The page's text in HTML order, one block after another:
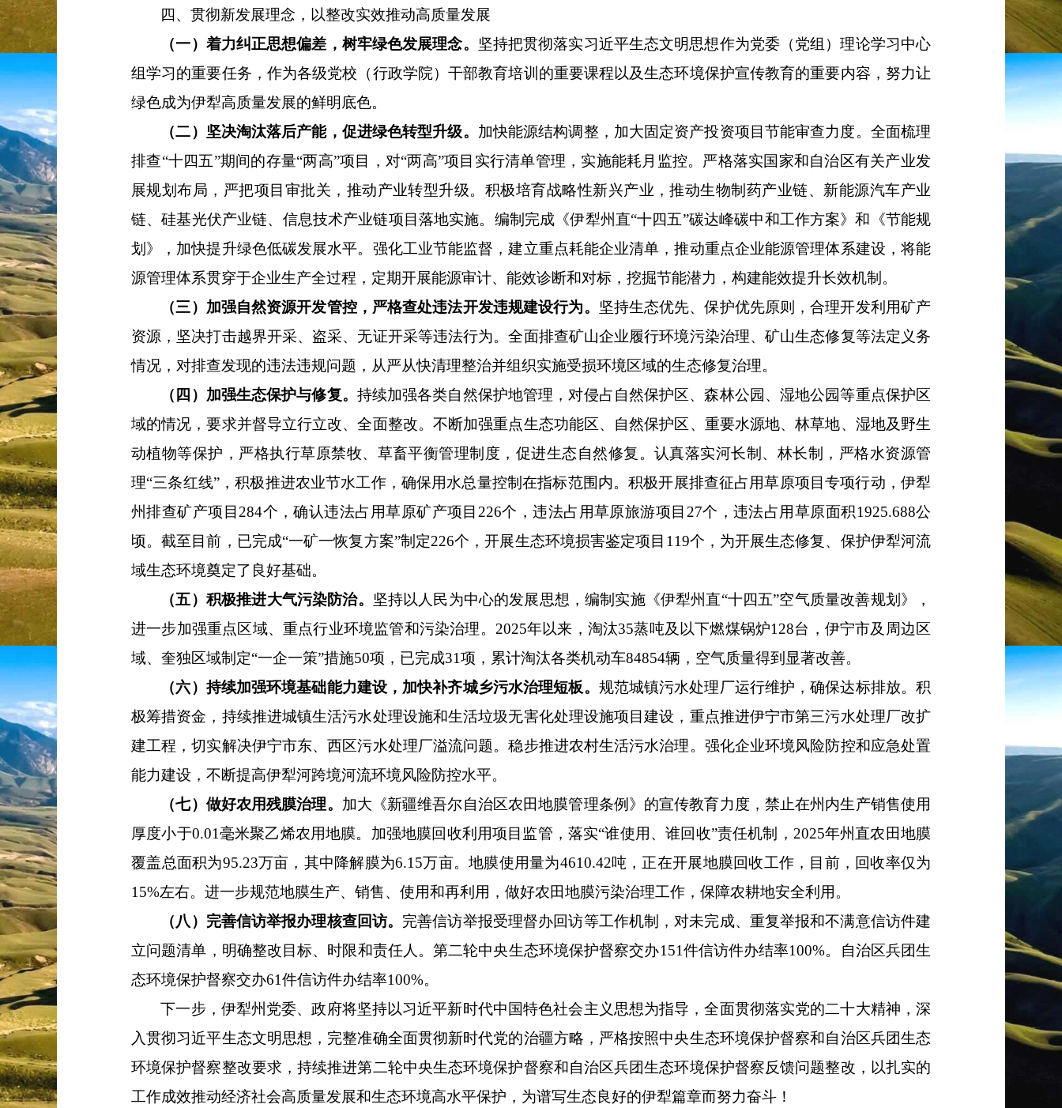
四、贯彻新发展理念，以整改实效推动高质量发展
（一）着力纠正思想偏差，树牢绿色发展理念。
坚持把贯彻落实习近平生态文明思想作为党委（党组）理论学习中心
组学习的重要任务，作为各级党校（行政学院）干部教育培训的重要课程以及生态环境保护宣传教育的重要内容，努力让
绿色成为伊犁高质量发展的鲜明底色。
（二）坚决淘汰落后产能，促进绿色转型升级。 加快能源结构调整，加大固定资产投资项目节能审查力度。全面梳理
排查“十四五”期间的存量“两高”项目，对“两高”项目实行清单管理，实施能耗月监控。严格落实国家和自治区有关产业发
展规划布局，严把项目审批关，推动产业转型升级。积极培育战略性新兴产业 ，推动生物制药产业链、新能源汽车产业
链、硅基光伏产业链、信息技术产业链项目落地实施。编制 完成 《伊犁州直“十四五”碳达峰碳中和工作方案》和《节能规
划》，加快提升绿色低碳发展水平。强化工业节能监督，建立重点耗能企业清单，推动重点企业能源管理体系建设，将能
源管理体系贯穿于企业生产全过程，定期开展能源审计、能效诊断和对标，挖掘节能潜力，构建能效提升长效机制。
（三）加强自然资源开发管控，严格查处违法开发违规建设行为。
坚持生态优先、保护优先原则，合理开发利用矿产
资源，坚决打击越界开采、盗采、无证开采等违法行为。全面排查矿山企业履行环境污染治理、矿山生态修复等法定义务
情况，对排查发现的违法违规问题，从严从快清理整治并组织实施受损环境区域的生态修复治理。
（四）加强生态保护与修复。 持续加强各类自然保护地管理，对侵占自然保护区、森林公园、湿地公园等重点保护区
域的情况，要求并督导立行立改、全面整改。不断加强重点生态功能区、自然保护区、重要水源地、林草地、湿地及野生
动植物等保护，严格执行草原禁牧、草畜平衡管理制度，促进生态自然修复。认真落实河长制、林长制，严格水资源管
理“三条红线”，积极推进农业节水工作，确保用水总量控制在指标范围内。积极开展排查征占用草原项目专项行动，伊犁
州排查矿产项目284个，确认违法占用草原矿产项目 226个，违法占用草原旅游项目 27个，违法占用草原面积1925.688公
顷。截至目前 ，已完成“一矿一恢复方案”制定226个，开展生态环境损害鉴定项目 119个，为开展生态修复、保护伊犁河流
域生态环境奠定了良好基础。
（五）积极推进大气污染防治。
坚持以人民为中心的发展思想，编制实施《伊犁州直“十四五”空气质量改善规划》，
进一步加强重点区域、重点行业环境监管和污染治理。 2025年以来，淘汰35蒸吨及以下燃煤锅炉128台，伊宁市及周边区
域、奎独区域制定“一企一策”措施50项，已完成31项，累计淘汰各类机动车84854辆，空气质量得到显著改善。
（六）持续加强环境基础能力建设，加快补齐城乡污水治理短板。 规范城镇污水处理厂运行维护，确保达标排放。积
极筹措资金，持续推进城镇生活污水处理设施和生活垃圾无害化处理设施项目建设，重点推进伊宁市第三污水处理厂改扩
建工程，切实解决伊宁市东、西区污水处理厂溢流问题。稳步推进农村生活污水治理。强化企业环境风险防控和应急处置
能力建设，不断提高伊犁河跨境河流环境风险防控水平。
（七）做好农用残膜治理。 加大《新疆维吾尔自治区农田地膜管理条例》的宣传教育力度，禁止在州内生产销售使用
厚度小于0.01毫米聚乙烯农用地膜。加强地膜回收利用项目监管，落实“谁使用、谁回收”责任机制， 2025年州直农田地膜
覆盖总面积为95.23万亩， 其中降解膜为6.15万亩。地膜使用量为4610.42吨 ，正在开展地膜回收工作 ，目前， 回收率仅为
15%左右。进一步规范地膜生产、销售、使用和再利用，做好农田地膜污染治理工作，保障农耕地安全利用。
（八）完善信访举报办理核查回访。 完善信访举报受理督办回访等工作机制，对未完成、重复举报和不满意信访件建
立问题清单，明确整改目标、时限和责任人。第二轮中央生态环境保护督察交办151件信访件办结率100%。自治区兵团生
态环境保护督察交办61件信访件办结率100%。
下一步，伊犁州党委、政府将坚持以习近平新时代中国特色社会主义思想为指导，全面贯彻落实党的二十大精神，深
入贯彻习近平生态文明思想，完整准确全面贯彻新时代党的治疆方略，严格按照中央生态环境保护督察和自治区兵团生态
环境保护督察整改要求，持续推进第二轮中央生态环境保护督察和自治区兵团生态环境保护督察反馈问题整改，以扎实的
工作成效推动经济社会高质量发展和生态环境高水平保护，为谱写生态良好的伊犁篇章而努力奋斗！